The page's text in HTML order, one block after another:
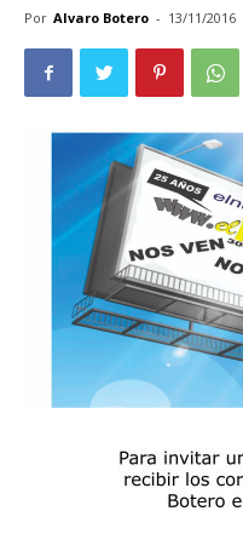
Por Alvaro Botero - 13/11/2016